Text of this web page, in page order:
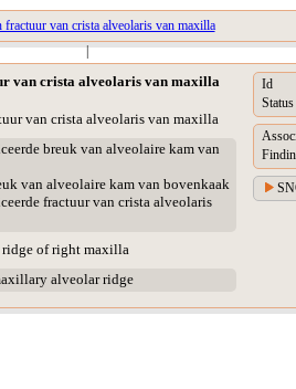
fractuur van crista alveolaris van maxilla
|
van crista alveolaris van maxilla
van crista alveolaris van maxilla
breuk van alveolaire kam van
van alveolaire kam van bovenkaak
fractuur van crista alveolaris
ridge of right maxilla
alveolar ridge
Id
Status